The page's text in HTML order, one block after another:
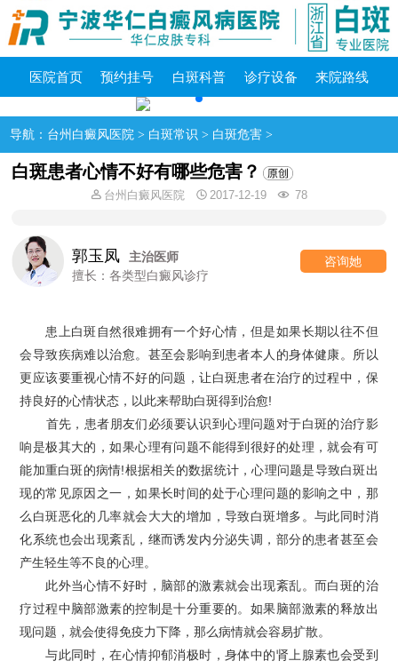
医院首页 预约挂号 白斑科普 诊疗设备 来院路线
导航： 台州白癜风医院 > 白斑常识 > 白斑危害 >
白斑患者心情不好有哪些危害？
台州白癜风医院 2017-12-19 78
郭玉凤
主治医师
擅长：各类型白癜风诊疗
咨询她
患上白斑自然很难拥有一个好心情，但是如果长期以往不但
会导致疾病难以治愈。甚至会影响到患者本人的身体健康。所以
更应该要重视心情不好的问题，让白斑患者在治疗的过程中，保
持良好的心情状态，以此来帮助白斑得到治愈!
​首先，患者朋友们必须要认识到心理问题对于白斑的治疗影
响是极其大的，如果心理有问题不能得到很好的处理，就会有可
能加重白斑的病情!根据相关的数据统计，心理问题是导致白斑出
现的常见原因之一，如果长时间的处于心理问题的影响之中，那
么白斑恶化的几率就会大大的增加，导致白斑增多。与此同时消
化系统也会出现紊乱，继而诱发内分泌失调，部分的患者甚至会
产生轻生等不良的心理。
此外当心情不好时，脑部的激素就会出现紊乱。而白斑的治
疗过程中脑部激素的控制是十分重要的。如果脑部激素的释放出
现问题，就会使得免疫力下降，那么病情就会容易扩散。
与此同时，在心情抑郁消极时，身体中的肾上腺素也会受到